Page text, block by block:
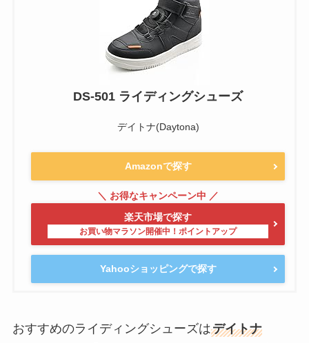
DS-501 ライディングシューズ
デイトナ(Daytona)
Amazonで探す
楽天市場で探す
Yahooショッピングで探す
おすすめのライディングシューズはデイトナ